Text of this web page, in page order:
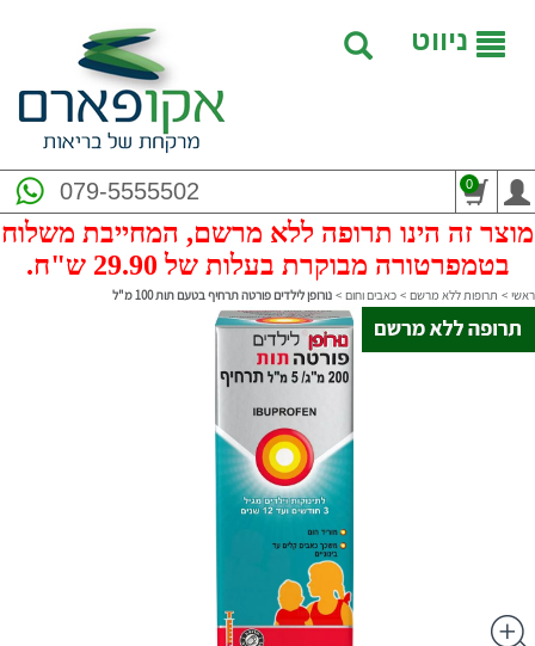
ניווט
079-5555502 0
מוצר זה הינו תרופה ללא מרשם, המחייבת משלוח
בטמפרטורה מבוקרת בעלות של 29.90 ש"ח.
ראשי > תרופות ללא מרשם > כאבים וחום > נורופן לילדים פורטה תרחיף בטעם תות 100 מ"ל